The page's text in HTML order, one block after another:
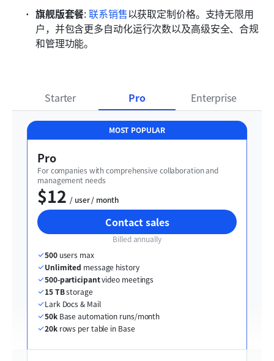
旗舰版套餐: 联系销售以获取定制价格。支持无限用
户，并包含更多自动化运行次数以及高级安全、合规
和管理功能。
Starter Pro Enterprise
MOST POPULAR
Pro
For companies with comprehensive collaboration and
management needs
$12
  / user / month
Contact sales
Billed annually
500 users max
Unlimited message history
500-participant video meetings
15 TB storage
Lark Docs & Mail
50k Base automation runs/month
20k rows per table in Base